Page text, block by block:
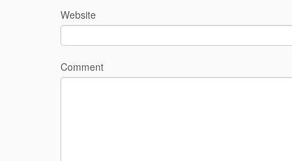
Website
Comment